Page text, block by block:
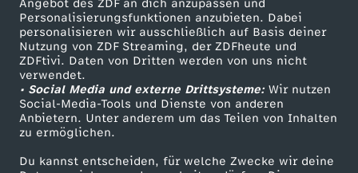
Angebot des ZDF an dich anzupassen und
Personalisierungsfunktionen anzubieten. Dabei
personalisieren wir ausschließlich auf Basis deiner
Nutzung von ZDF Streaming, der ZDFheute und
ZDFtivi. Daten von Dritten werden von uns nicht
verwendet.
• Social Media und externe Drittsysteme:Wir nutzen
Social-Media-Tools und Dienste von anderen
Anbietern. Unter anderem um das Teilen von Inhalten
zu ermöglichen.
Du kannst entscheiden, für welche Zwecke wir deine
e
n
a
,
TV-Programm
ZDF Unternehmen
Karriere
ZDF goes Schule